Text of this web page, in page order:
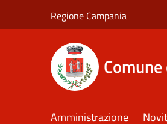
Regione Campania
Amministrazione